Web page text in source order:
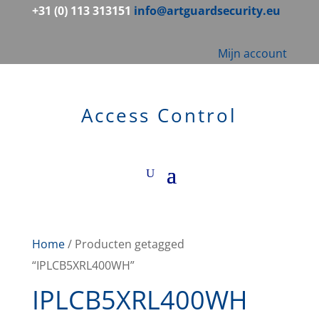
+31 (0) 113 313151 info@artguardsecurity.eu
Mijn account
Access Control
Home/ Producten getagged
“IPLCB5XRL400WH”
IPLCB5XRL400WH